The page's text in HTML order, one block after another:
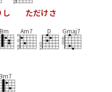
し ただけさ
Bm Am7 D Gmaj7